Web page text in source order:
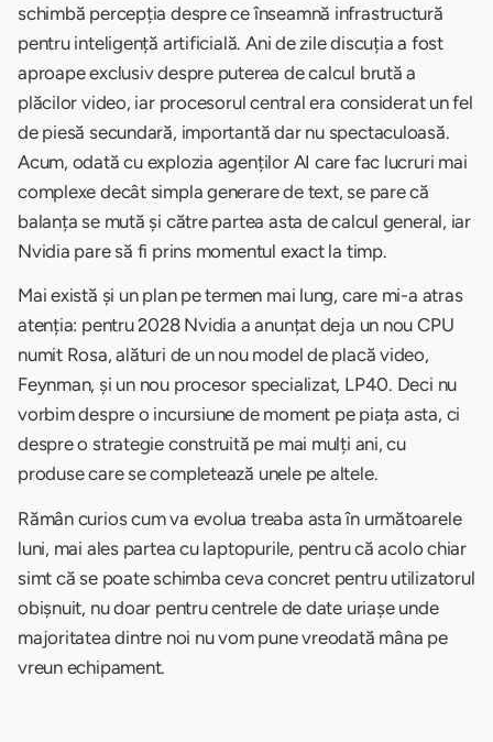
schimbă percepția despre ce înseamnă infrastructură
pentru inteligență artificială. Ani de zile discuția a fost
aproape exclusiv despre puterea de calcul brută a
plăcilor video, iar procesorul central era considerat un fel
de piesă secundară, importantă dar nu spectaculoasă.
Acum, odată cu explozia agenților AI care fac lucruri mai
complexe decât simpla generare de text, se pare că
balanța se mută și către partea asta de calcul general, iar
Nvidia pare să fi prins momentul exact la timp.
Mai există și un plan pe termen mai lung, care mi-a atras
atenția: pentru 2028 Nvidia a anunțat deja un nou CPU
numit Rosa, alături de un nou model de placă video,
Feynman, și un nou procesor specializat, LP40. Deci nu
vorbim despre o incursiune de moment pe piața asta, ci
despre o strategie construită pe mai mulți ani, cu
produse care se completează unele pe altele.
Rămân curios cum va evolua treaba asta în următoarele
luni, mai ales partea cu laptopurile, pentru că acolo chiar
simt că se poate schimba ceva concret pentru utilizatorul
obișnuit, nu doar pentru centrele de date uriașe unde
majoritatea dintre noi nu vom pune vreodată mâna pe
vreun echipament.